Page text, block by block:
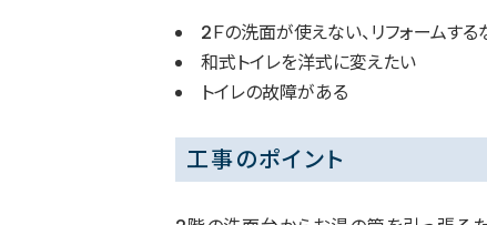
2Ｆの洗面が使えない、リフォームす
和式トイレを洋式に変えたい
トイレの故障がある
工事のポイント